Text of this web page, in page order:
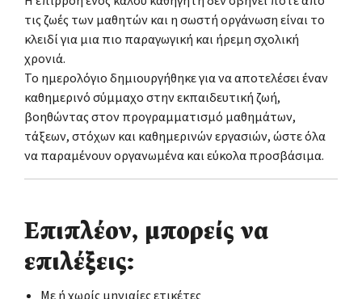
τις ζωές των μαθητών και η σωστή οργάνωση είναι το
κλειδί για μια πιο παραγωγική και ήρεμη σχολική
χρονιά.
Το ημερολόγιο δημιουργήθηκε για να αποτελέσει έναν
καθημερινό σύμμαχο στην εκπαιδευτική ζωή,
βοηθώντας στον προγραμματισμό μαθημάτων,
τάξεων, στόχων και καθημερινών εργασιών, ώστε όλα
να παραμένουν οργανωμένα και εύκολα προσβάσιμα.
Επιπλέον, μπορείς να
επιλέξεις: